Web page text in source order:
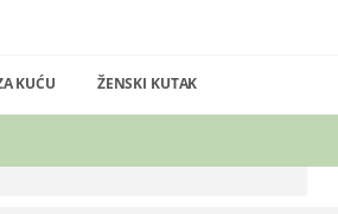
KUĆU ŽENSKI KUTAK